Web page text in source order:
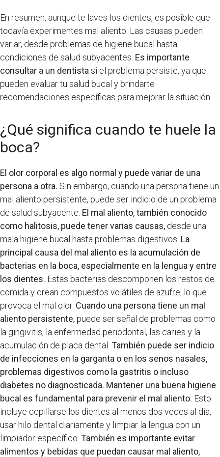
En resumen, aunque te laves los dientes, es posible que
todavía experimentes mal aliento. Las causas pueden
variar, desde problemas de higiene bucal hasta
condiciones de salud subyacentes. Es importante
consultar a un dentista si el problema persiste, ya que
pueden evaluar tu salud bucal y brindarte
recomendaciones específicas para mejorar la situación.
¿Qué significa cuando te huele la
boca?
El olor corporal es algo normal y puede variar de una
persona a otra. Sin embargo, cuando una persona tiene un
mal aliento persistente, puede ser indicio de un problema
de salud subyacente. El mal aliento, también conocido
como halitosis, puede tener varias causas, desde una
mala higiene bucal hasta problemas digestivos. La
principal causa del mal aliento es la acumulación de
bacterias en la boca, especialmente en la lengua y entre
los dientes. Estas bacterias descomponen los restos de
comida y crean compuestos volátiles de azufre, lo que
provoca el mal olor. Cuando una persona tiene un mal
aliento persistente,puede ser señal de problemas como
la gingivitis, la enfermedad periodontal, las caries y la
acumulación de placa dental. También puede ser indicio
de infecciones en la garganta o en los senos nasales,
problemas digestivos como la gastritis o incluso
diabetes no diagnosticada. Mantener una buena higiene
bucal es fundamental para prevenir el mal aliento. Esto
incluye cepillarse los dientes al menos dos veces al día,
usar hilo dental diariamente y limpiar la lengua con un
limpiador específico. También es importante evitar
alimentos y bebidas que puedan causar mal aliento,